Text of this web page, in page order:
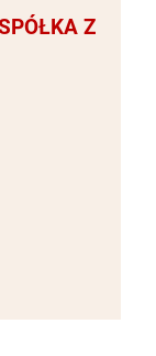
Z